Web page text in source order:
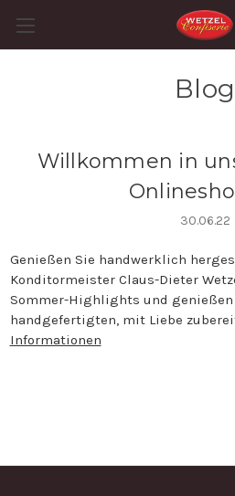
Blog
Willkommen in
30.06.22
Genießen Sie handwerklich
Konditormeister Claus-Dieter
Sommer-Highlights und genießen
handgefertigten, mit Liebe
Informationen